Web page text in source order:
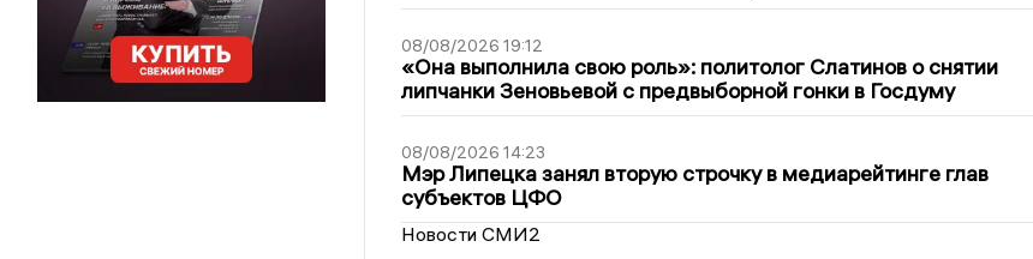
08/08/2026 19:12
«Она выполнила свою роль»: политолог Слатинов о снятии
липчанки Зеновьевой с предвыборной гонки в Госдуму
08/08/2026 14:23
Мэр Липецка занял вторую строчку в медиарейтинге глав
субъектов ЦФО
Новости СМИ2